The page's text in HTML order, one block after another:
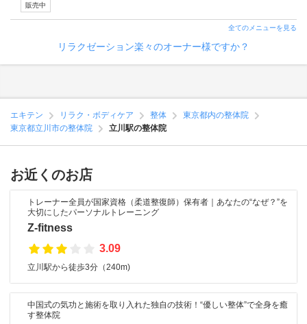
販売中
全てのメニューを見る
リラクゼーション楽々のオーナー様ですか？
エキテン リラク・ボディケア 整体
東京都内の整体院
東京都立川市の整体院
立川駅の整体院
お近くのお店
トレーナー全員が国家資格（柔道整復師）保有者｜あなたの“なぜ？”を
大切にしたパーソナルトレーニング
Z-fitness
3.09
立川駅から徒歩3分（240m)
中国式の気功と施術を取り入れた独自の技術！“優しい整体”で全身を癒
す整体院